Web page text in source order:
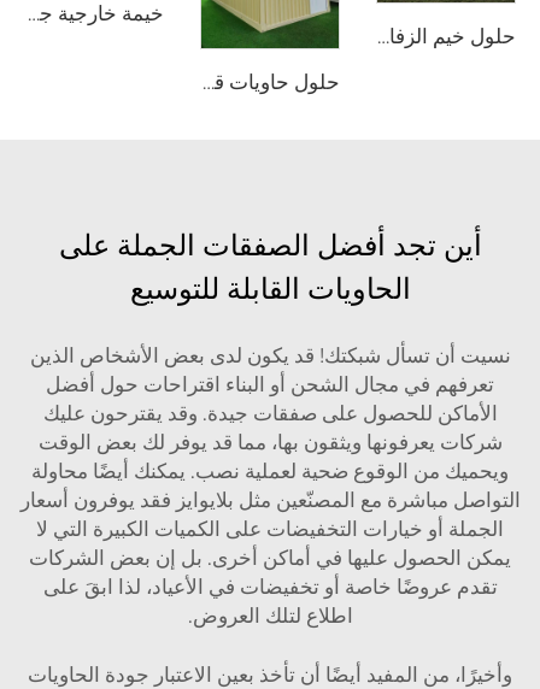
حلول خيم الزفاف الفاخرة لمشاريع الضيافة | قاعة ولائم بدون دعامات داخلية مع جدران جانبية زجاجية وديكور داخلي
حلول حاويات قابلة للطي بمقاس 20 قدمًا معبَّأة بشكل مسطّح | منزل معدني معياري متين جدًّا لمكتب الموقع ومشاريع التخزين الصناعي
خيمة خارجية جاهزة قابلة للتخصيص | هيكل عالي الأداء مقاوم للماء ومُصمَّم لمجمعات الإجازات البيئية
أين تجد أفضل الصفقات الجملة على
الحاويات القابلة للتوسيع
نسيت أن تسأل شبكتك! قد يكون لدى بعض الأشخاص الذين
تعرفهم في مجال الشحن أو البناء اقتراحات حول أفضل
الأماكن للحصول على صفقات جيدة. وقد يقترحون عليك
شركات يعرفونها ويثقون بها، مما قد يوفر لك بعض الوقت
ويحميك من الوقوع ضحية لعملية نصب. يمكنك أيضًا محاولة
التواصل مباشرة مع المصنّعين مثل بلايوايز فقد يوفرون أسعار
الجملة أو خيارات التخفيضات على الكميات الكبيرة التي لا
يمكن الحصول عليها في أماكن أخرى. بل إن بعض الشركات
تقدم عروضًا خاصة أو تخفيضات في الأعياد، لذا ابقَ على
اطلاع لتلك العروض.
وأخيرًا، من المفيد أيضًا أن تأخذ بعين الاعتبار جودة الحاويات